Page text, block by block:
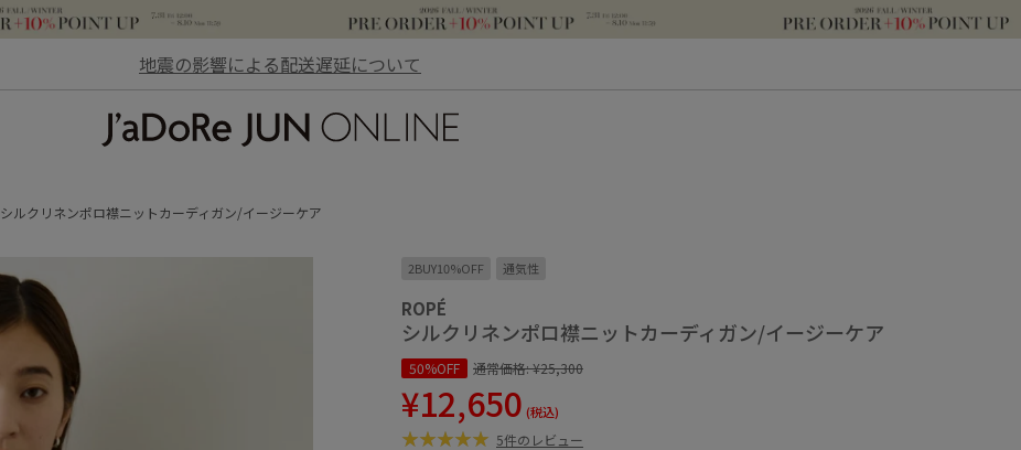
地震の影響による配送遅延について
シルクリネンポロ襟ニットカーディガン/イージーケア
2BUY10%OFF 通気性
ROPÉ
シルクリネンポロ襟ニットカーディガン/イージーケア
50%OFF 通常価格:¥25,300
¥12,650 (税込)
5件のレビュー